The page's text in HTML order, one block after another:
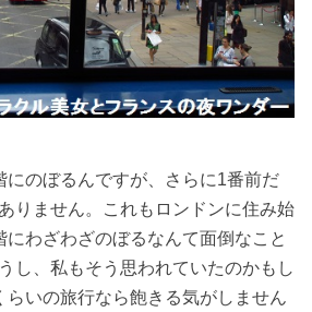
にのぼるんですが、さらに1番前だ
りません。これもロンドンに住み始
わざわざのぼるなんて面倒なこと
、私もそう思われていたのかもし
らいの旅行なら飽きる気がしません